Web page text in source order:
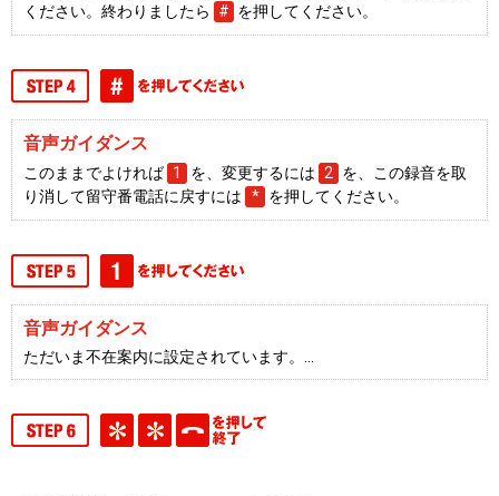
ください。終わりましたら
# を押してください。
音声ガイダンス
このままでよければ 1 を、変更するには 2
を、この録音を取
り消して留守番電話に戻すには
* を押してください。
音声ガイダンス
ただいま不在案内に設定されています。…